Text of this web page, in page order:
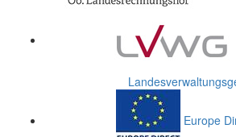
Europe